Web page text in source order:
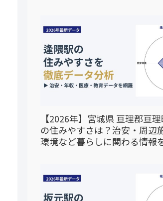
【2026年】宮城県 亘理郡亘
の住みやすさは？治安・周辺
環境など暮らしに関わる情報